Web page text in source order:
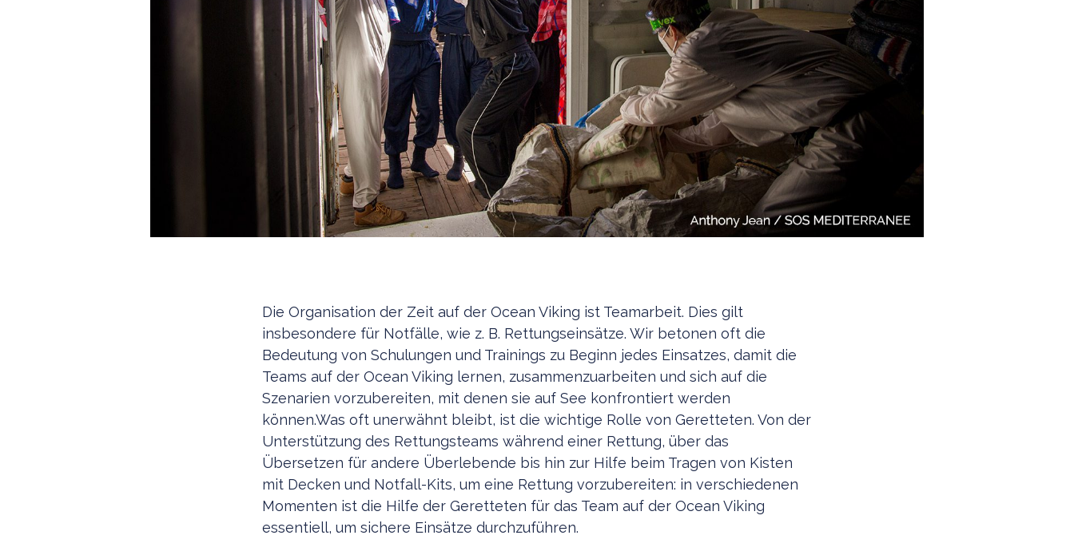
Die Organisation der Zeit auf der Ocean Viking ist Teamarbeit. Dies gilt
insbesondere für Notfälle, wie z. B. Rettungseinsätze. Wir betonen oft die
Bedeutung von Schulungen und Trainings zu Beginn jedes Einsatzes, damit die
Teams auf der Ocean Viking lernen, zusammenzuarbeiten und sich auf die
Szenarien vorzubereiten, mit denen sie auf See konfrontiert werden
können.Was oft unerwähnt bleibt, ist die wichtige Rolle von Geretteten. Von der
Unterstützung des Rettungsteams während einer Rettung, über das
Übersetzen für andere Überlebende bis hin zur Hilfe beim Tragen von Kisten
mit Decken und Notfall-Kits, um eine Rettung vorzubereiten: in verschiedenen
Momenten ist die Hilfe der Geretteten für das Team auf der Ocean Viking
essentiell, um sichere Einsätze durchzuführen.